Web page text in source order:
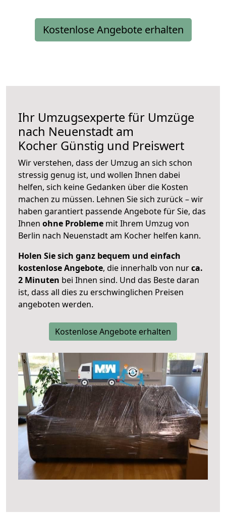
Kostenlose Angebote erhalten
Ihr Umzugsexperte für Umzüge
nach Neuenstadt am
Kocher Günstig und Preiswert
Wir verstehen, dass der Umzug an sich schon
stressig genug ist, und wollen Ihnen dabei
helfen, sich keine Gedanken über die Kosten
machen zu müssen. Lehnen Sie sich zurück – wir
haben garantiert passende Angebote für Sie, das
Ihnen ohne Probleme mit Ihrem Umzug von
Berlin nach Neuenstadt am Kocher helfen kann.
Holen Sie sich ganz bequem und einfach
kostenlose Angebote, die innerhalb von nurca.
2 Minuten bei Ihnen sind. Und das Beste daran
ist, dass all dies zu erschwinglichen Preisen
angeboten werden.
Kostenlose Angebote erhalten